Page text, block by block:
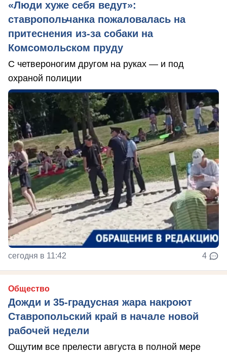
«Люди хуже себя ведут»:
ставропольчанка пожаловалась на
притеснения из-за собаки на
Комсомольском пруду
С четвероногим другом на руках — и под
охраной полиции
сегодня в 11:42 4
Общество
Дожди и 35-градусная жара накроют
Ставропольский край в начале новой
рабочей недели
Ощутим все прелести августа в полной мере